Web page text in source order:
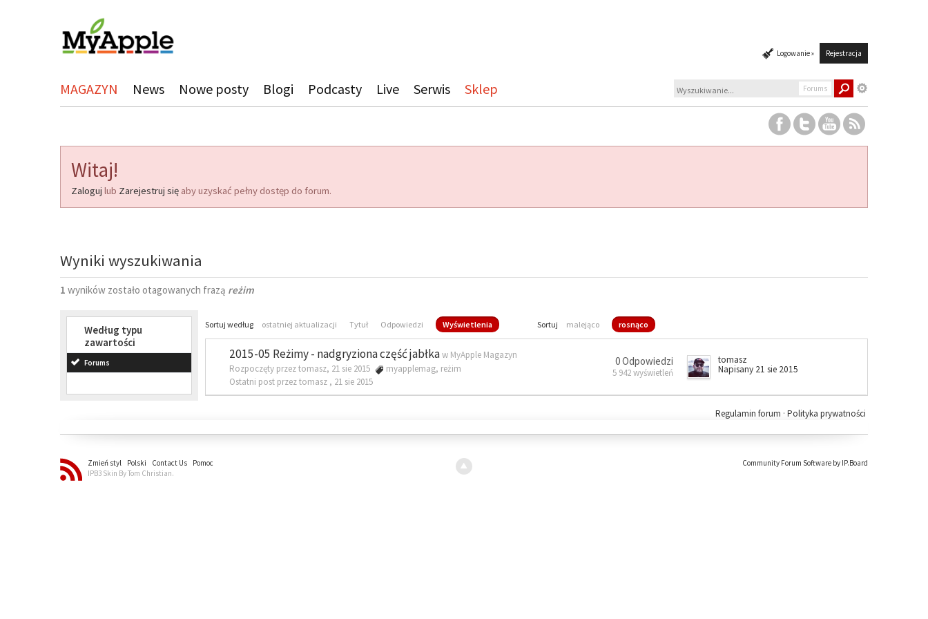
Logowanie » Rejestracja
MAGAZYN News Nowe posty Blogi Podcasty Live Serwis Sklep Forums
Witaj!
Zaloguj lub Zarejestruj się aby uzyskać pełny dostęp do forum.
Wyniki wyszukiwania
1 wyników zostało otagowanych frazą reżim
Według typu
zawartości
Forums
Sortuj według ostatniej aktualizacji Tytuł Odpowiedzi Wyświetlenia Sortuj malejąco rosnąco
2015-05 Reżimy - nadgryziona część jabłkaw MyApple Magazyn
Rozpoczęty przez tomasz, 21 sie 2015
myapplemag, reżim
Ostatni post przez tomasz , 21 sie 2015
0 Odpowiedzi
5 942 wyświetleń
tomasz
Napisany 21 sie 2015
Polityka prywatności
Regulamin forum ·
Zmień styl Polski Contact Us
Pomoc
IPB3 Skin By Tom Christian.
Community Forum Software by IP.Board